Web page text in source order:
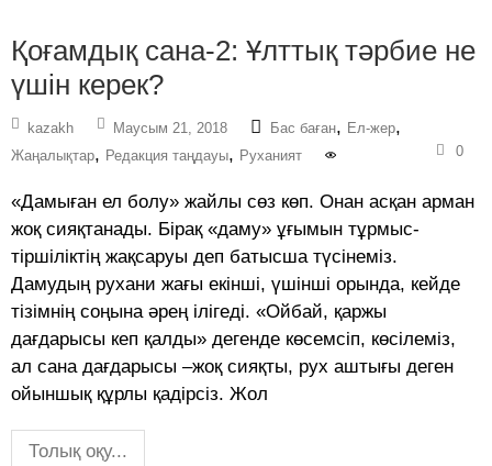
Қоғамдық сана-2: Ұлттық тәрбие не
үшін керек?
kazakh Маусым 21, 2018 Бас баған, Ел-жер,
Жаңалықтар, Редакция таңдауы, Руханият 0
«Дамыған ел болу» жайлы сөз көп. Онан асқан арман
жоқ сияқтанады. Бірақ «даму» ұғымын тұрмыс-
тіршіліктің жақсаруы деп батысша түсінеміз.
Дамудың рухани жағы екінші, үшінші орында, кейде
тізімнің соңына әрең ілігеді. «Ойбай, қаржы
дағдарысы кеп қалды» дегенде көсемсіп, көсілеміз,
ал сана дағдарысы –жоқ сияқты, рух аштығы деген
ойыншық құрлы қадірсіз. Жол
Толық оқу...